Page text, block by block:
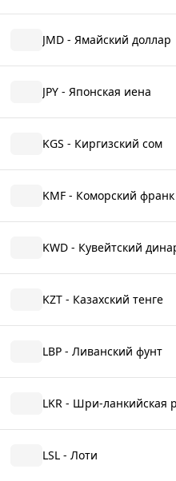
JMD - Ямайский доллар
JPY - Японская иена
KGS - Киргизский сом
KMF - Коморский франк
KWD - Кувейтский
KZT - Казахский тенге
LBP - Ливанский фунт
LKR - Шри-ланкийская
LSL - Лоти